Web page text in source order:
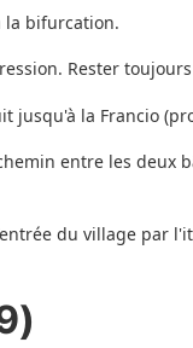
la bifurcation.
Rester
jusqu'à la Francio
entre les deux
du village par